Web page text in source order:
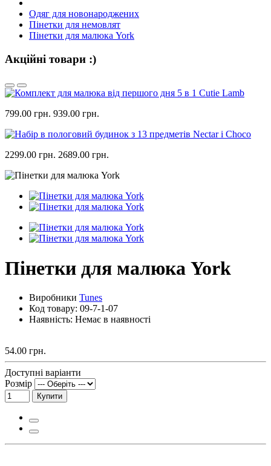
Одяг для новонароджених
Пінетки для немовлят
Пінетки для малюка York
Акційні товари :)
799.00 грн. 939.00 грн.
2299.00 грн. 2689.00 грн.
Пінетки для малюка York
Виробники Tunes
Код товару: 09-7-1-07
Наявність: Немає в наявності
54.00 грн.
Доступні варіанти
Розмір
Купити